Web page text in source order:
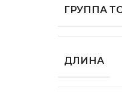
ГРУППА
ДЛИНА